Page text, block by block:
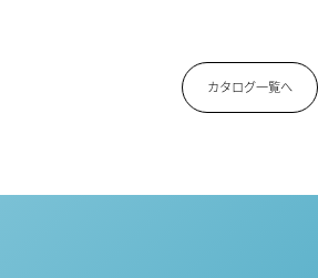
カタログ一覧へ